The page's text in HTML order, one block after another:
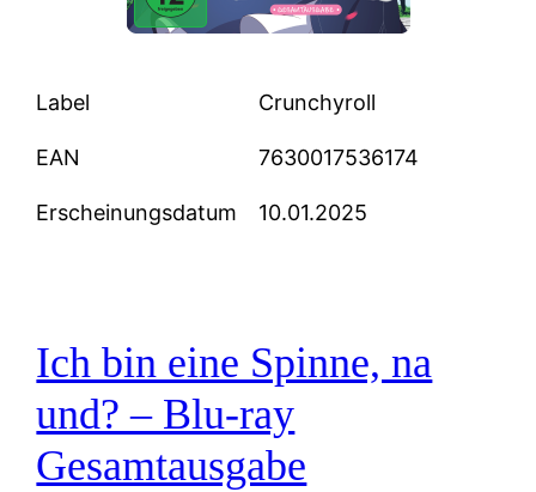
Label Crunchyroll
EAN 7630017536174
Erscheinungsdatum 10.01.2025
Ich bin eine Spinne, na
und? – Blu-ray
Gesamtausgabe